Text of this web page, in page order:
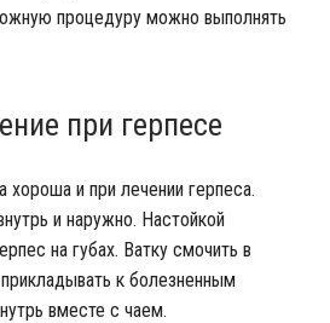
процедуру можно выполнять
при герпесе
хороша и при лечении герпеса.
и наружно. Настойкой
на губах. Ватку смочить в
к болезненным
вместе с чаем.